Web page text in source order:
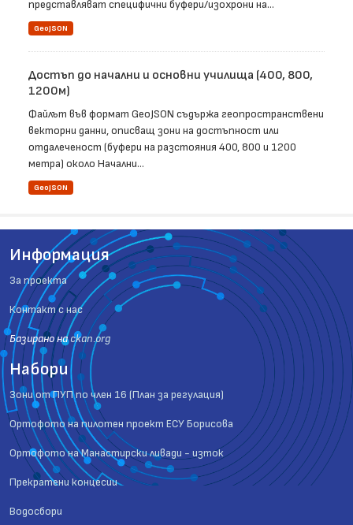
представляват специфични буфери/изохрони на...
GeoJSON
Достъп до начални и основни училища (400, 800,
1200м)
Файлът във формат GeoJSON съдържа геопространствени
векторни данни, описващ зони на достъпност или
отдалеченост (буфери на разстояния 400, 800 и 1200
метра) около Начални...
GeoJSON
Информация
За проекта
Контакт с нас
Базиранo наckan.org
Набори
Зони от ПУП по член 16 (План за регулация)
Ортофото на пилотен проект ЕСУ Борисова
Ортофото на Манастирски ливади - изток
Прекратени концесии
Водосбори